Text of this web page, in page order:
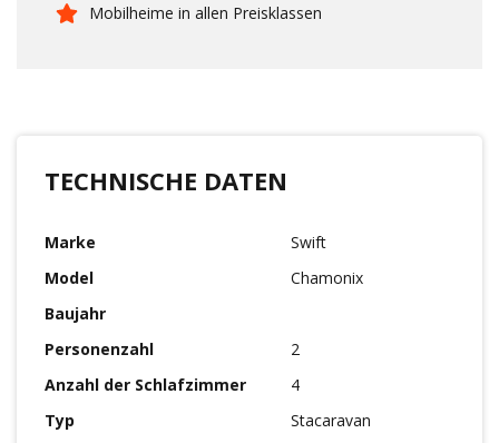
Mobilheime in allen Preisklassen
TECHNISCHE DATEN
Marke
Swift
Model
Chamonix
Baujahr
Personenzahl
2
Anzahl der Schlafzimmer
4
Typ
Stacaravan